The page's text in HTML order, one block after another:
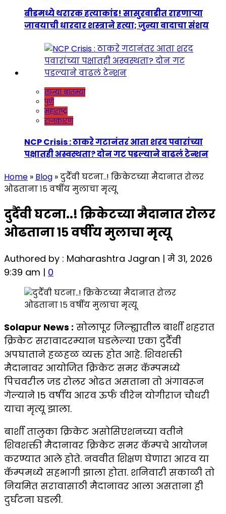
बीडमध्ये थरारक हत्याकांड! सासुरवाडीत राहणाऱ्या
जावयाची धारदार शस्त्राने हत्या; जुन्या वादाचा संशय
ताज्या बातम्या
पुणे
महाराष्ट्र
राजकारण
NCP Crisis : ठाकरे गटानंतर आता शरद पवारांच्या
पक्षातही अस्वस्थता? दोन गट पडल्याने वाढलं टेन्शन
Home » Blog »दुर्दैवी घटना..! क्रिकेटच्या मैदानात रोलर
ओढताना १५ वर्षीय मुलाचा मृत्यू
दुर्दैवी घटना..! क्रिकेटच्या मैदानात रोलर
ओढताना १५ वर्षीय मुलाचा मृत्यू
Authored by : Maharashtra Jagran | मे 31, 2026
9:39 am | 0
Solapur News : सोलापूर जिल्ह्यातील बार्शी शहरात
क्रिकेट सरावादरम्यान घडलेल्या एका दुर्दैवी
अपघाताने हळहळ व्यक्त होत आहे. शिवशक्ती
मैदानावर आयोजित क्रिकेट समर कॅम्पमध्ये
पिचवरील जड रोलर ओढत असताना तो अंगावरून
गेल्याने 15 वर्षीय आरव ऊर्फ वीरेन योगीराज चौधरी
याचा मृत्यू झाला.
बार्शी तालुका क्रिकेट असोसिएशनच्या वतीने
शिवशक्ती मैदानावर क्रिकेट समर कॅम्पचे आयोजन
करण्यात आले होते. नववीत शिक्षण घेणारा आरव या
कॅम्पमध्ये सहभागी झाला होता. शनिवारी सकाळी तो
नियमित सरावासाठी मैदानावर आला असताना ही
दुर्घटना घडली.